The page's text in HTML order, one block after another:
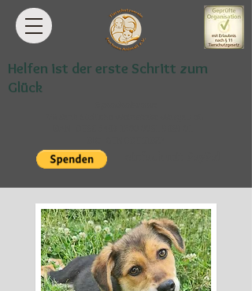
Helfen ist der erste Schritt zum
Glück